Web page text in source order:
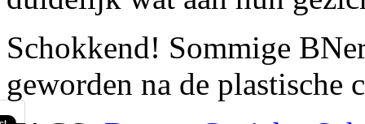
Schokkend! Sommige
geworden na de plastische